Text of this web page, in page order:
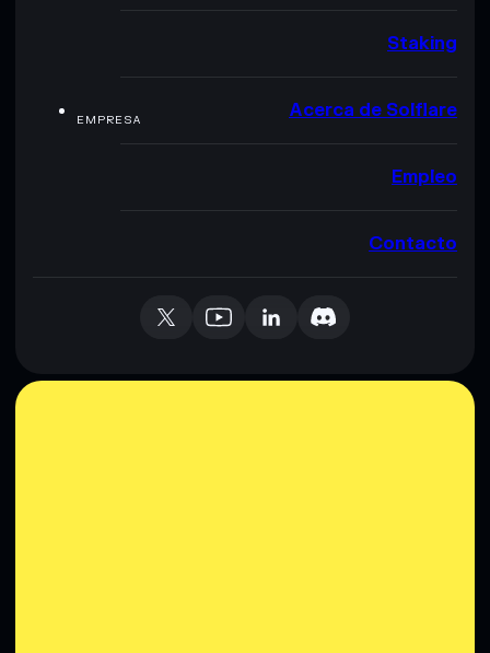
Staking
EMPRESA Acerca de Solflare
Empleo
Contacto